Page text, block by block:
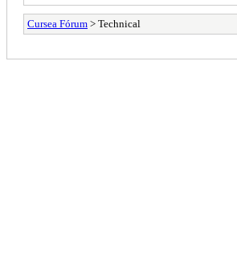
Cursea Fórum > Technical